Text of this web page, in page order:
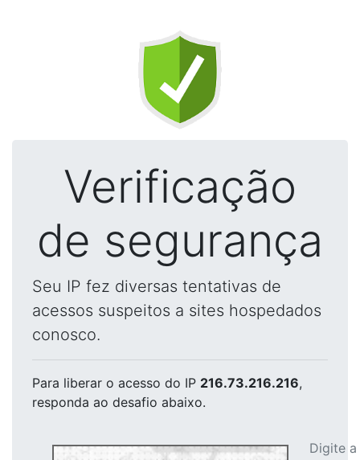
Verificação
de segurança
Seu IP fez diversas tentativas de
acessos suspeitos a sites hospedados
conosco.
Para liberar o acesso do IP 216.73.216.216,
responda ao desafio abaixo.
Digite